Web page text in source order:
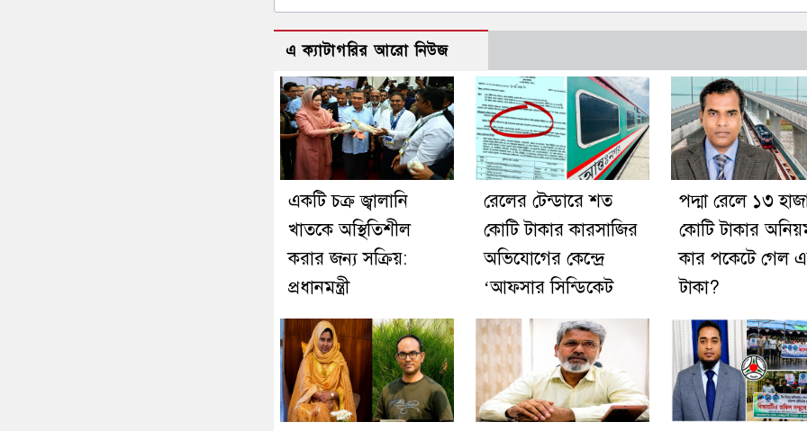
এ ক্যাটাগরির আরো নিউজ
একটি চক্র জ্বালানি
খাতকে অস্থিতিশীল
করার জন্য সক্রিয়:
প্রধানমন্ত্রী
রেলের টেন্ডারে শত
কোটি টাকার কারসাজির
অভিযোগের কেন্দ্রে
‘আফসার সিন্ডিকেট
পদ্মা রেলে ১৩
কোটি টাকার
কার পকেটে গেল
টাকা?